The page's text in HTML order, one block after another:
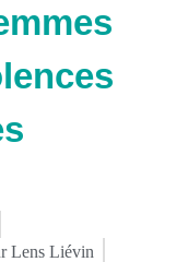
Lens Liévin